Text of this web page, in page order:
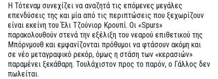
Η Τότεναμ συνεχίζει να αναζητά τις επόμενες μεγάλες
επενδύσεις της και μία από τις περιπτώσεις που ξεχωρίζουν
είναι εκείνη του Έλι Τζούνιορ Κρουπί. Οι «Spurs»
παρακολουθούν στενά την εξέλιξη του νεαρού επιθετικού της
Μπόρνμουθ και εμφανίζονται πρόθυμοι να φτάσουν ακόμη και
σε νέο μεταγραφικό ρεκόρ, όμως η στάση των «κερασιών»
παραμένει ξεκάθαρη. Τουλάχιστον προς το παρόν, ο Γάλλος δεν
πωλείται.